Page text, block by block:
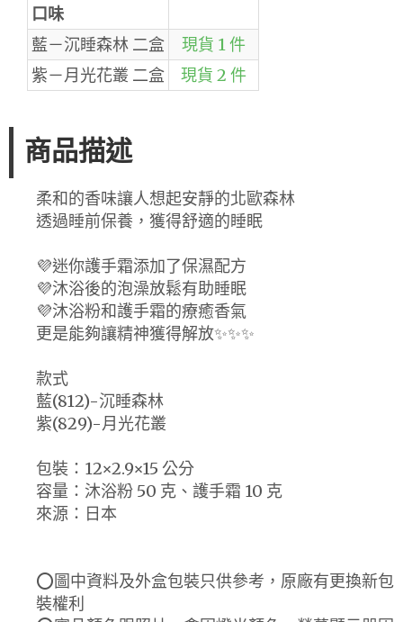
口味
藍－沉睡森林 二盒
現貨 1 件
紫－月光花叢 二盒
現貨 2 件
商品描述
柔和的香味讓人想起安靜的北歐森林
透過睡前保養，獲得舒適的睡眠
💜迷你護手霜添加了保濕配方
💜沐浴後的泡澡放鬆有助睡眠
💜沐浴粉和護手霜的療癒香氣
更是能夠讓精神獲得解放✨✨✨
款式
藍(812)-沉睡森林
紫(829)-月光花叢
包裝：12×2.9×15 公分
容量：沐浴粉 50 克、護手霜 10 克
來源：日本
⭕圖中資料及外盒包裝只供參考，原廠有更換新包
裝權利